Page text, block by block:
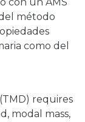
método
como del
requires
modal mass,